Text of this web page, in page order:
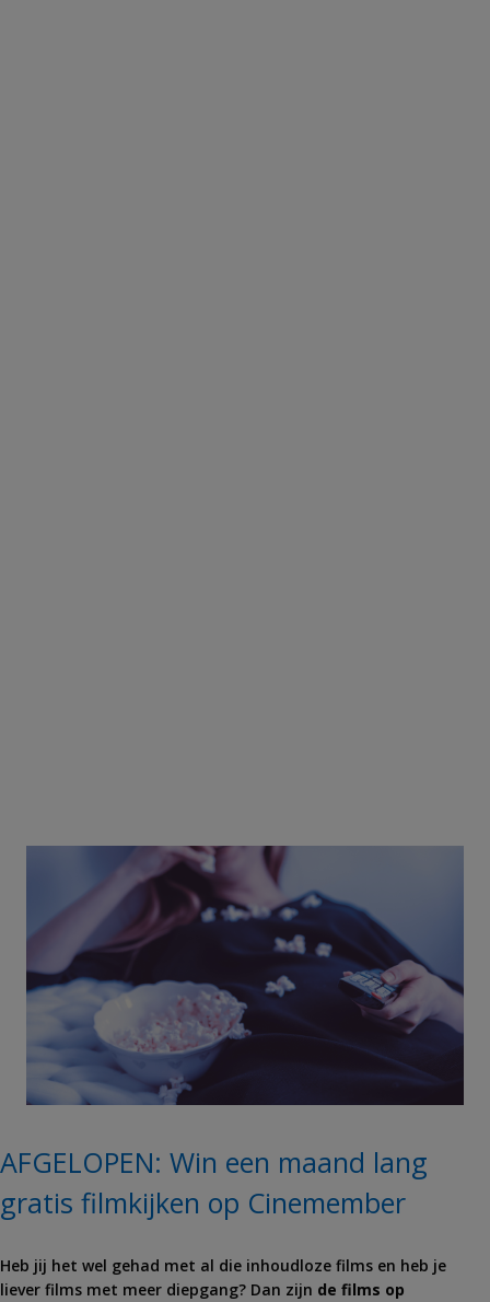
AFGELOPEN: Win een maand lang
gratis filmkijken op Cinemember
Heb jij het wel gehad met al die inhoudloze films en heb je
liever films met meer diepgang? Dan zijn de films op